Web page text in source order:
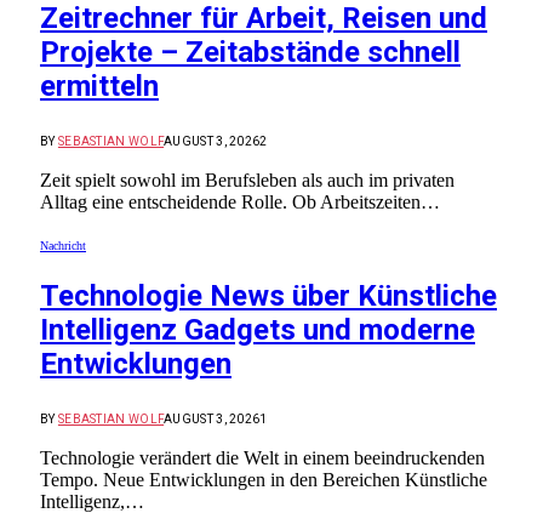
Zeitrechner für Arbeit, Reisen und
Projekte – Zeitabstände schnell
ermitteln
BY SEBASTIAN WOLFAUGUST 3, 20262
Zeit spielt sowohl im Berufsleben als auch im privaten
Alltag eine entscheidende Rolle. Ob Arbeitszeiten…
Nachricht
Technologie News über Künstliche
Intelligenz Gadgets und moderne
Entwicklungen
BY SEBASTIAN WOLFAUGUST 3, 20261
Technologie verändert die Welt in einem beeindruckenden
Tempo. Neue Entwicklungen in den Bereichen Künstliche
Intelligenz,…